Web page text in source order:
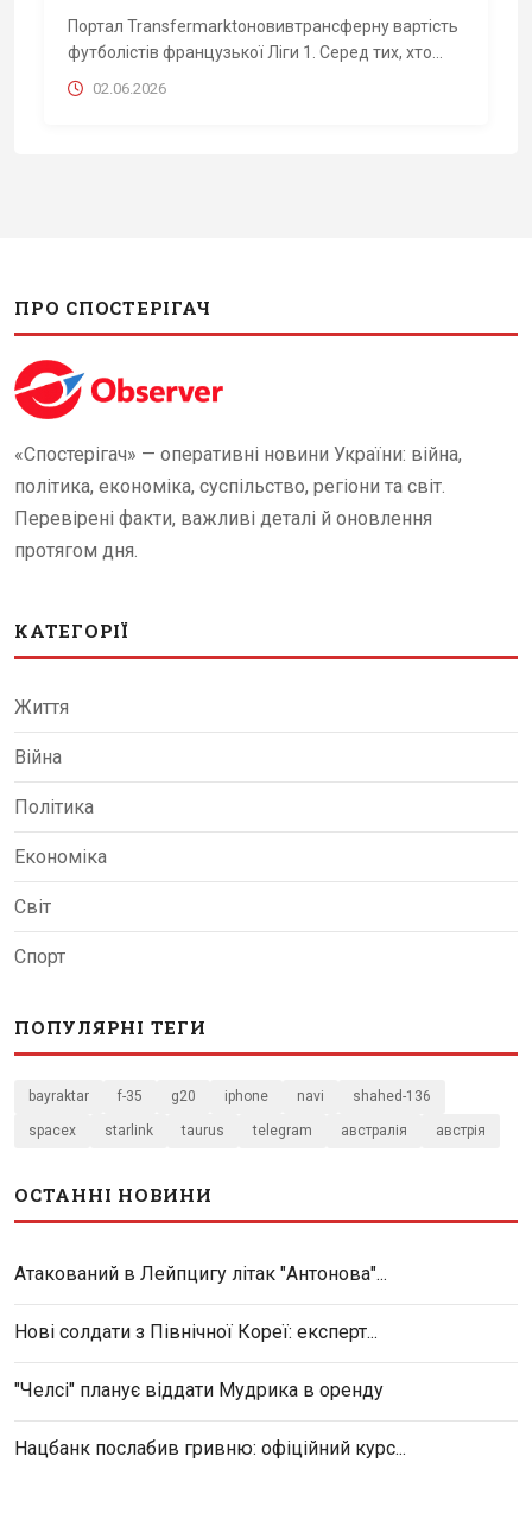
Портал Transfermarktоновивтрансферну вартість
футболістів французької Ліги 1. Серед тих, хто...
02.06.2026
ПРО СПОСТЕРІГАЧ
«Спостерігач» — оперативні новини України: війна,
політика, економіка, суспільство, регіони та світ.
Перевірені факти, важливі деталі й оновлення
протягом дня.
КАТЕГОРІЇ
Життя
Війна
Політика
Економіка
Світ
Спорт
ПОПУЛЯРНІ ТЕГИ
bayraktar f-35 g20 iphone navi shahed-136
spacex starlink taurus telegram австралія австрія
ОСТАННІ НОВИНИ
Атакований в Лейпцигу літак "Антонова"...
Нові солдати з Північної Кореї: експерт...
"Челсі" планує віддати Мудрика в оренду
Нацбанк послабив гривню: офіційний курс...